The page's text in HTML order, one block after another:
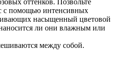
с помощью интенсивных
насыщенный цветовой
ли они влажным или
между собой.